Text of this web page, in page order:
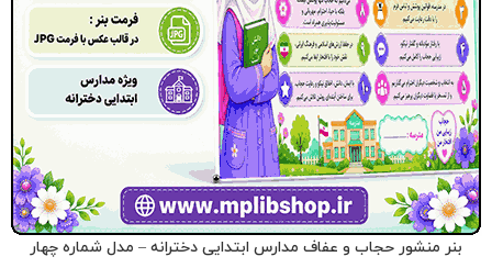
بنر منشور حجاب و عفاف مدارس ابتدایی دخترانه – مدل شماره چهار